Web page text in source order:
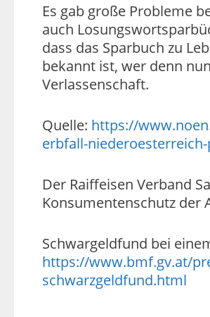
Es gab große Probleme
auch
dass das Sparbuch zu
bekannt ist, wer denn
Verlassenschaft.
Quelle: https://
erbfall-
Der Raiffeisen Verband
Konsumentenschutz der
Schwargeldfund bei
https://www.bmf.gv.at/
schwarzgeldfund.html